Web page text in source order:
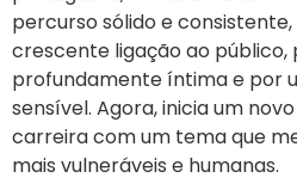
percurso sólido e
crescente ligação ao público,
profundamente íntima e por
sensível. Agora, inicia um
carreira com um tema que
mais vulneráveis e humanas.